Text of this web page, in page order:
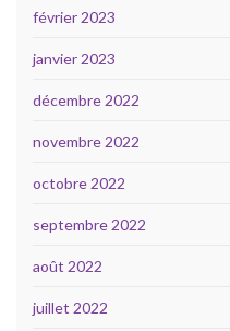
février 2023
janvier 2023
décembre 2022
novembre 2022
octobre 2022
septembre 2022
août 2022
juillet 2022